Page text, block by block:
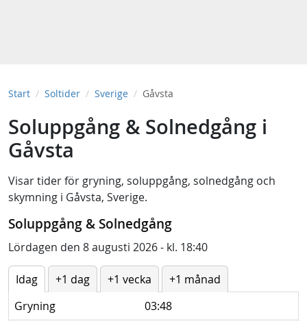
Start Soltider Sverige Gåvsta
Soluppgång & Solnedgång i
Gåvsta
Visar tider för gryning, soluppgång, solnedgång och
skymning i Gåvsta, Sverige.
Soluppgång & Solnedgång
Lördagen den 8 augusti 2026 - kl. 18:40
Idag +1 dag +1 vecka
+1 månad
Gryning
03:48